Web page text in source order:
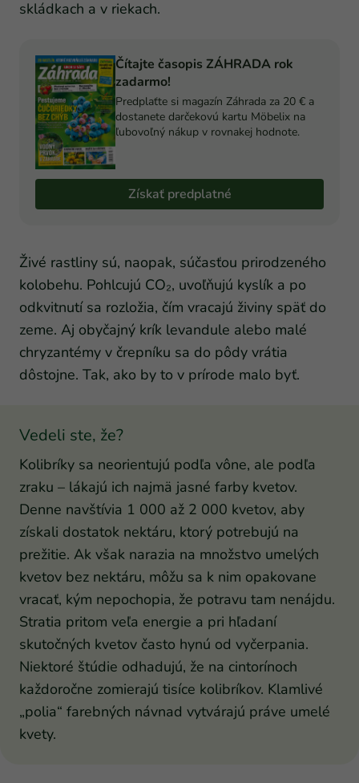
skládkach a v riekach.
Čítajte časopis ZÁHRADA rok
zadarmo!
Predplaťte si magazín Záhrada za 20 € a
dostanete darčekovú kartu Möbelix na
ľubovoľný nákup v rovnakej hodnote.
Získať predplatné
Živé rastliny sú, naopak, súčasťou prirodzeného
kolobehu. Pohlcujú CO₂, uvoľňujú kyslík a po
odkvitnutí sa rozložia, čím vracajú živiny späť do
zeme. Aj obyčajný krík levandule alebo malé
chryzantémy v črepníku sa do pôdy vrátia
dôstojne. Tak, ako by to v prírode malo byť.
Vedeli ste, že?
Kolibríky sa neorientujú podľa vône, ale podľa
zraku – lákajú ich najmä jasné farby kvetov.
Denne navštívia 1 000 až 2 000 kvetov, aby
získali dostatok nektáru, ktorý potrebujú na
prežitie. Ak však narazia na množstvo umelých
kvetov bez nektáru, môžu sa k nim opakovane
vracať, kým nepochopia, že potravu tam nenájdu.
Stratia pritom veľa energie a pri hľadaní
skutočných kvetov často hynú od vyčerpania.
Niektoré štúdie odhadujú, že na cintorínoch
každoročne zomierajú tisíce kolibríkov. Klamlivé
„polia“ farebných návnad vytvárajú práve umelé
kvety.